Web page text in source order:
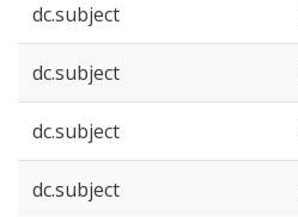
dc.subject
dc.subject
dc.subject
dc.subject